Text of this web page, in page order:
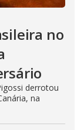
no
derrotou
na